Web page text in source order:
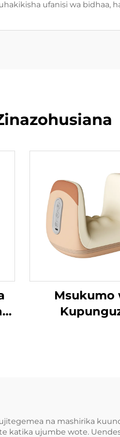
ufanisi wa bidhaa,
Msukumo
na mashirika
katika ujumbe wote.